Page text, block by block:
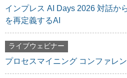
インプレス AI Days 2026 対話か
を再定義するAI
ライブウェビナー
プロセスマイニング コンファレ